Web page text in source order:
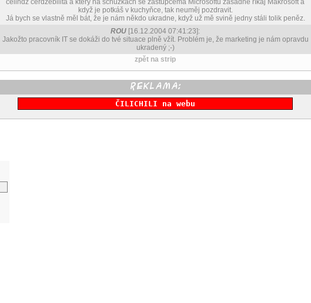
čelindž čerdžebilita a který na schůzkách se zástupcema Microsoftu zásadně říkaj Makrosoft a
když je potkáš v kuchyňce, tak neuměj pozdravit.
Já bych se vlastně měl bát, že je nám někdo ukradne, když už mě svině jedny stáli tolik peněz.
ROU [16.12.2004 07:41:23]:
Jakožto pracovník IT se dokáži do tvé situace plně vžít. Problém je, že marketing je nám opravdu
ukradený ;-)
zpět na strip
ČILICHILI na webu